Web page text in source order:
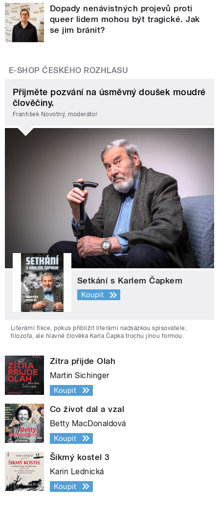
Dopady nenávistných projevů proti
queer lidem mohou být tragické. Jak
se jim bránit?
E-SHOP ČESKÉHO ROZHLASU
Přijměte pozvání na úsměvný doušek moudré
člověčiny.
František Novotný, moderátor
Setkání s Karlem Čapkem
Koupit
Literární fikce, pokus přiblížit literární nadsázkou spisovatele,
filozofa, ale hlavně člověka Karla Čapka trochu jinou formou.
Zítra přijde Olah
Martin Sichinger
Koupit
Co život dal a vzal
Betty MacDonaldová
Koupit
Šikmý kostel 3
Karin Lednická
Koupit